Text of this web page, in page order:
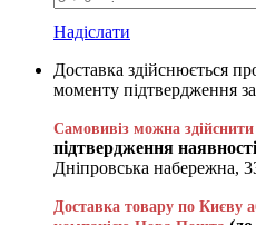
Надіслати
Доставка здійснюється
моменту підтвердження
Самовивіз можна
підтвердження
Дніпровська набережна,
Доставка товару по Києву